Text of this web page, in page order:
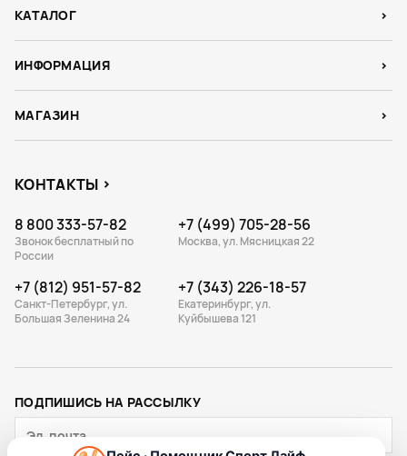
КАТАЛОГ
ИНФОРМАЦИЯ
МАГАЗИН
КОНТАКТЫ
8 800 333-57-82
Звонок бесплатный по
России
+7 (499) 705-28-56
Москва, ул. Мясницкая 22
+7 (812) 951-57-82
Санкт-Петербург, ул.
Большая Зеленина 24
+7 (343) 226-18-57
Екатеринбург, ул.
Куйбышева 121
ПОДПИШИСЬ НА РАССЫЛКУ